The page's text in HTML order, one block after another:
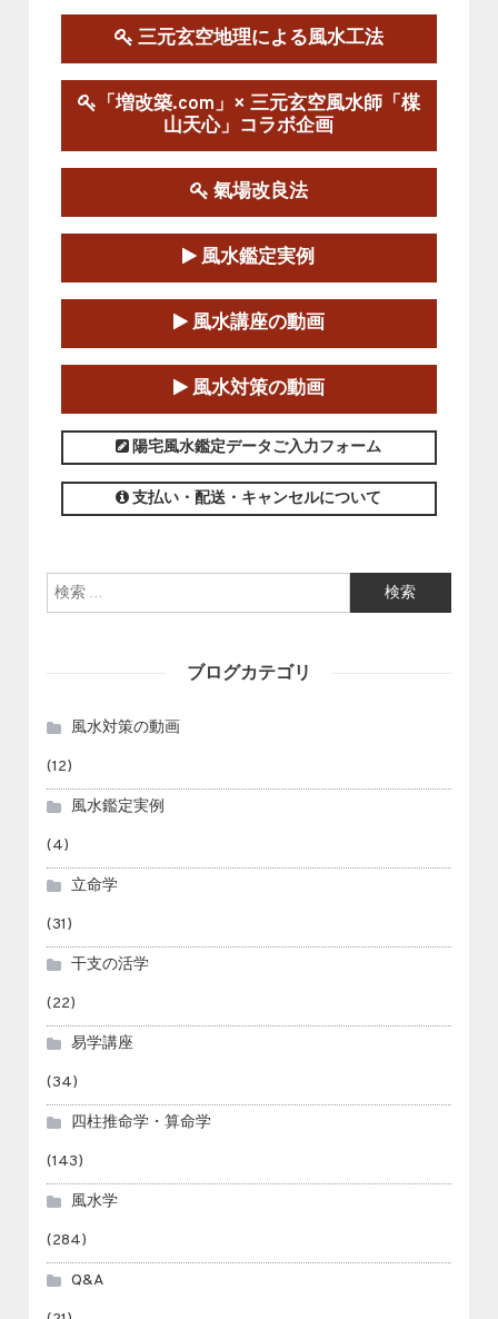
この講座の募集は終了しました。
陰宅三元玄空風水講座
2025-06-07～2025-06-08
この講座の募集は終了しました。
第１８期立命塾『実践的易学講座』
2025-06-21～2025-08-24
この講座の募集は終了しました。
第１８期立命塾「実践的四柱立命学（四
柱推命学）講座」
2025-01-11～2025-05-11
この講座の募集は終了しました。
三元玄空地理による風水工法
「増改築.com」× 三元玄空風水師「楳
山天心」コラボ企画
氣場改良法
風水鑑定実例
風水講座の動画
風水対策の動画
陽宅風水鑑定データご入力フォーム
支払い・配送・キャンセルについて
検索:
ブログカテゴリ
風水対策の動画
(12)
風水鑑定実例
(4)
立命学
(31)
干支の活学
(22)
易学講座
(34)
四柱推命学・算命学
(143)
風水学
(284)
Q&A